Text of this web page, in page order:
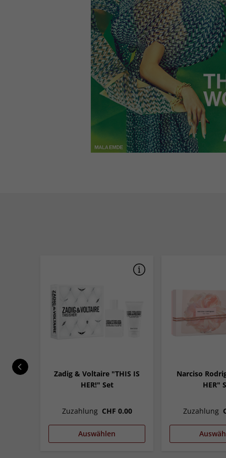
Zadig & Voltaire "THIS IS
HER!" Set
Zuzahlung CHF 0.00
Auswählen
Narciso
HER"
Zuzahlung